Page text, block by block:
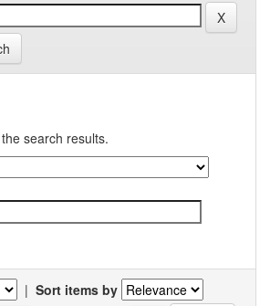
search results.
| Sort items by